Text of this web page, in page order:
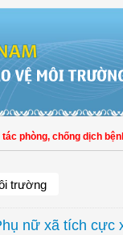
chống dịch bệnh |
trường
nữ xã tích cực